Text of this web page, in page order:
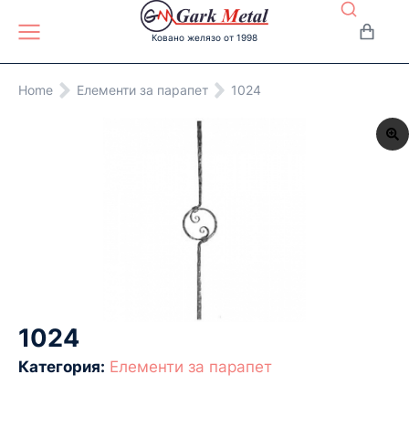
Ковано желязо от 1998
You are here:
Home Eлементи за парапет 1024
1024
Категория: Eлементи за парапет